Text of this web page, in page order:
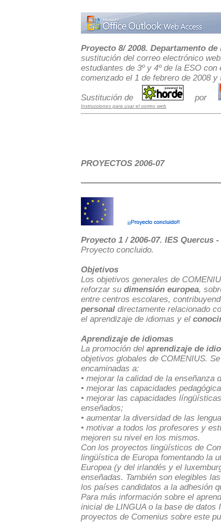
Proyecto 8/ 2008. Departamento
sustitución del correo electrónico
estudiantes de 3º y 4º de la ESO
comenzado el 1 de febrero de 2008
Sustitución de por
Instrucciones para usar el correo web
PROYECTOS 2006-07
Proyecto 1 / 2006-07. IES
Proyecto concluido.
Objetivos
Los objetivos generales de
reforzar su dimensión europea,
entre centros escolares,
personal directamente relacionado
el aprendizaje de idiomas y el
Aprendizaje de idiomas
La promoción del aprendizaje de
objetivos globales de COMENIUS.
encaminadas a:
• mejorar la calidad de la enseñanza
• mejorar las capacidades
• mejorar las capacidades
enseñados;
• aumentar la diversidad de las
• motivar a todos los profesores y
mejoren su nivel en los mismos.
Con los proyectos lingüísticos de
lingüística de Europa fomentando la
Europea (y del irlandés y el
enseñadas. También son elegibles
los países candidatos a la adhesión
Para más información sobre el
inicial de LINGUA o la base de
proyectos de Comenius sobre este